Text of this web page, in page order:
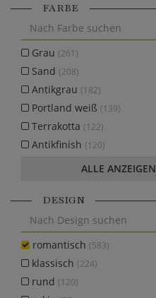
FARBE
Grau (261)
Sand (208)
Antikgrau (182)
Portland weiß (139)
Terrakotta (122)
Antikfinish (120)
ALLE ANZEIGEN
DESIGN
romantisch (583)
klassisch (224)
rund (120)